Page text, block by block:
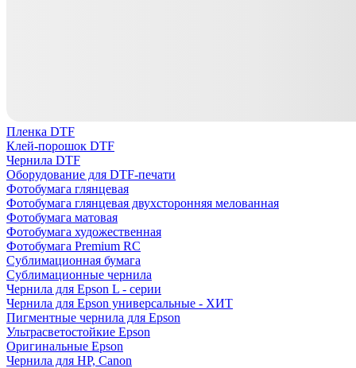
Пленка DTF
Клей-порошок DTF
Чернила DTF
Оборудование для DTF-печати
Фотобумага глянцевая
Фотобумага глянцевая двухсторонняя мелованная
Фотобумага матовая
Фотобумага художественная
Фотобумага Premium RC
Сублимационная бумага
Сублимационные чернила
Чернила для Epson L - серии
Чернила для Epson универсальные - ХИТ
Пигментные чернила для Epson
Ультрасветостойкие Epson
Оригинальные Epson
Чернила для HP, Canon